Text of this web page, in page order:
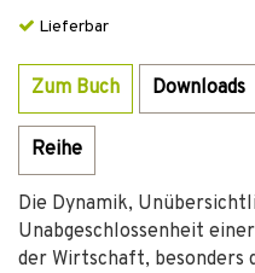
Lieferbar
Zum Buch Downloads
Reihe
Die Dynamik,
Unabgeschlossenheit
der Wirtschaft, besonders